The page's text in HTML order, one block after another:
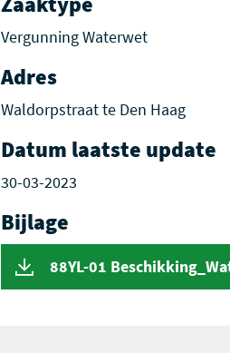
Vergunning Waterwet
Adres
Waldorpstraat te Den Haag
Datum laatste update
30-03-2023
Bijlage
88YL-01